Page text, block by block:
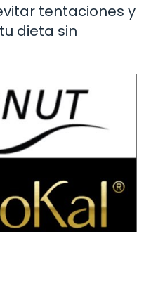
tentaciones y
dieta sin